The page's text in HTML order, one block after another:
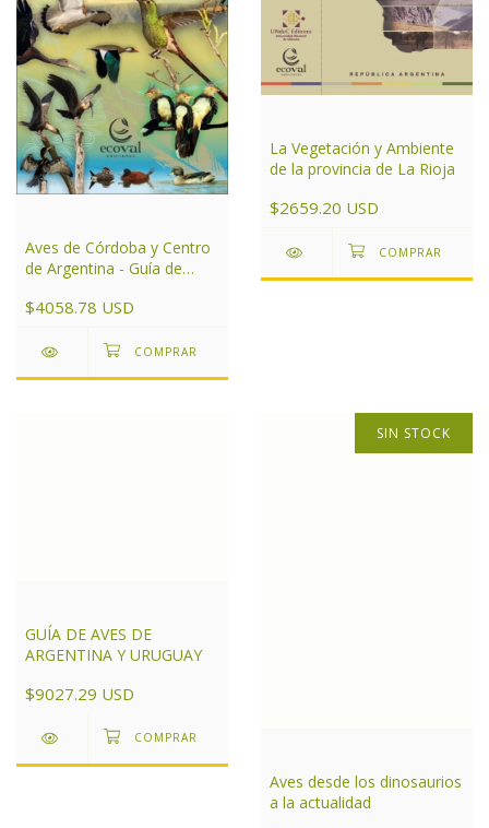
Aves de Córdoba y Centro
de Argentina - Guía de
$4058.78 USD
La Vegetación y Ambiente
de la provincia de La Rioja
$2659.20 USD
GUÍA DE AVES DE
ARGENTINA Y URUGUAY
$9027.29 USD
SIN STOCK
Aves desde los dinosaurios
a la actualidad